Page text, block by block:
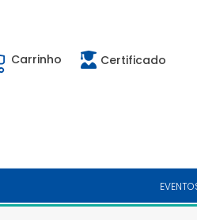
Carrinho Certificado